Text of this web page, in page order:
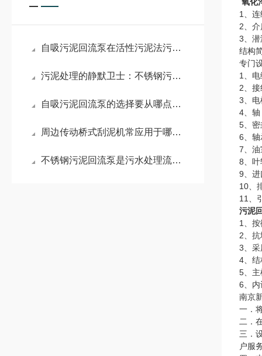
自吸污泥回流泵在活性污泥法污水处理工艺中的作用
污泥处理的静默卫士：不锈钢污泥回流泵
自吸污泥回流泵的选择要从哪点入手？
周边传动桥式刮泥机常应用于哪些场景？
不锈钢污泥回流泵是污水处理流程中的关键环节
1、
2、
3、
结构
专门
1、
2、
3、电
4、轴
5、密
6、
7、油
8、叶
9、进
10、
11、
污泥
1、
2、
3、
4、结
5、主
6、内
南京
一．
二．
三．
户服